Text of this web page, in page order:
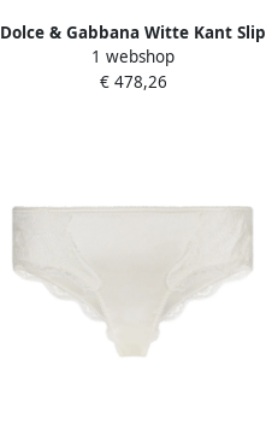
Dolce & Gabbana Witte Kant Slip
Rok White Dames
1 webshop
€ 478,26